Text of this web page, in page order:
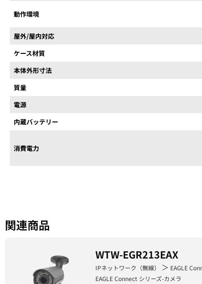
動作環境
屋外/屋内対応
ケース材質
本体外形寸法
質量
電源
内蔵バッテリー
消費電力
関連商品
WTW-EGR213EAX
IPネットワーク（無線） ＞ EAGLE
EAGLE Connect シリーズ-カメラ